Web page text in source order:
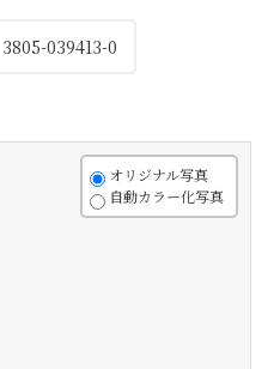
3805-039413-0
オリジナル写真
自動カラー化写真